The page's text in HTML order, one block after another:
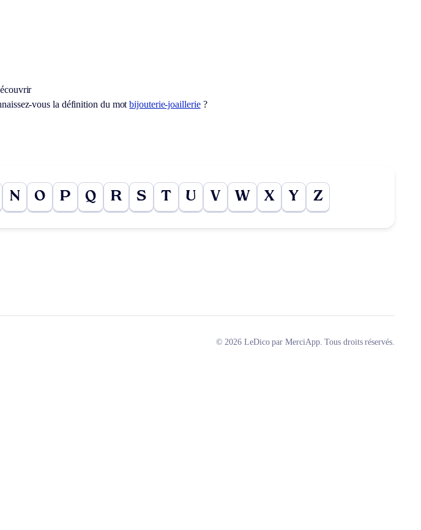
vous la définition du motbijouterie-joaillerie?
N O P Q R S T U V W X Y Z
© 2026 LeDico par MerciApp. Tous droits réservés.